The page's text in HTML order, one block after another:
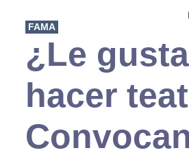
FAMA
¿Le gusta
hacer